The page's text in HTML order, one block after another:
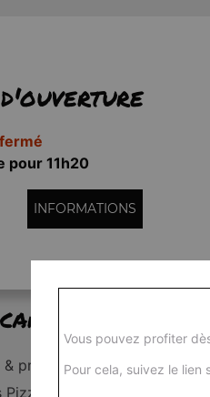
pour 11h20
INFORMATIONS
& promos
Vous pouvez profiter
Pour cela, suivez le lien